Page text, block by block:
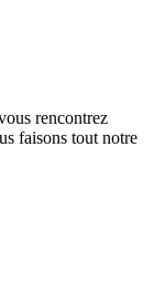
rencontrez
faisons tout notre